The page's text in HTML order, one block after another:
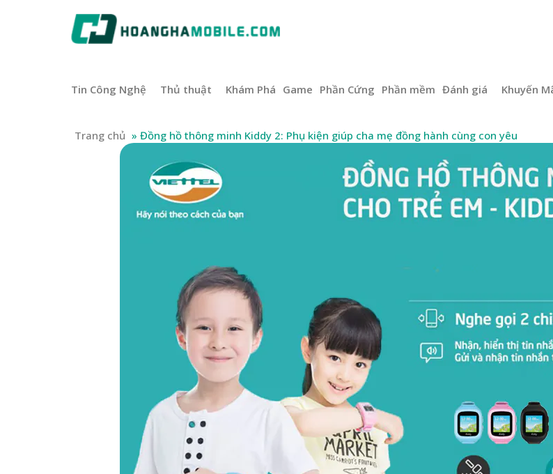
Tin Công Nghệ Thủ thuật Khám Phá Game Phần Cứng Phần mềm Đánh giá Khuyến
Trang chủ » Đồng hồ thông minh Kiddy 2: Phụ kiện giúp cha mẹ đồng hành cùng con yêu